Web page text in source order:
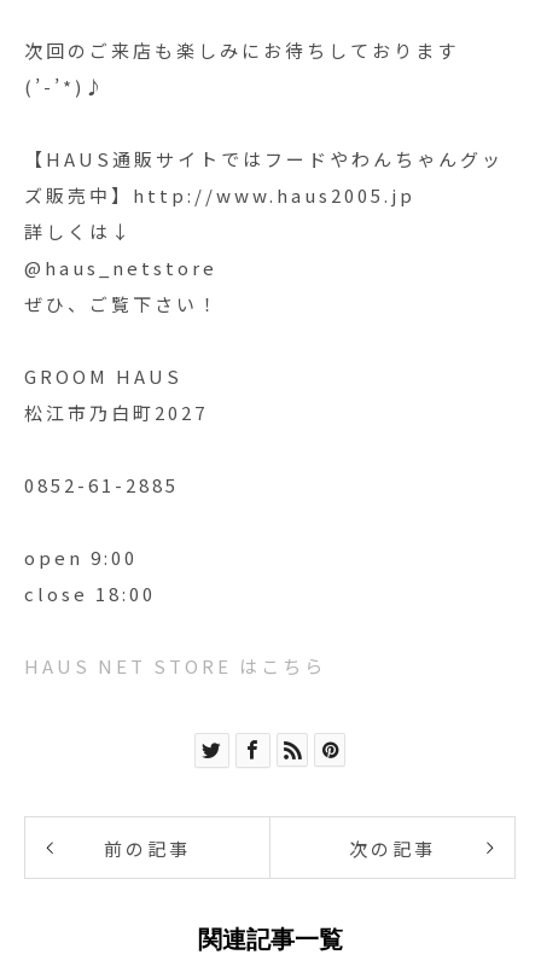
次回のご来店も楽しみにお待ちしております
(’-’*)♪
【HAUS通販サイトではフードやわんちゃんグッ
ズ販売中】http://www.haus2005.jp
詳しくは↓
@haus_netstore
ぜひ、ご覧下さい！
GROOM HAUS
松江市乃白町2027
0852-61-2885
open 9:00
close 18:00
HAUS NET STORE はこちら
前の記事 次の記事
関連記事一覧